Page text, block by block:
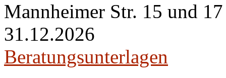
Mannheimer Str. 15 und
31.12.2026
Beratungsunterlagen